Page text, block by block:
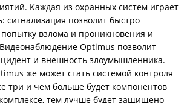
Каждая из охранных систем играет
сигнализация позволит быстро
взлома и проникновения и
Optimus позволит
и внешность злоумышленника.
же может стать системой контроля
три и чем больше будет компонентов
тем лучше будет защищено